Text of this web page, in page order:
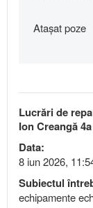
Atașat poze
Lucrări de
Ion Creangă 4a
Data:
8 iun 2026,
Subiectul
echipamente